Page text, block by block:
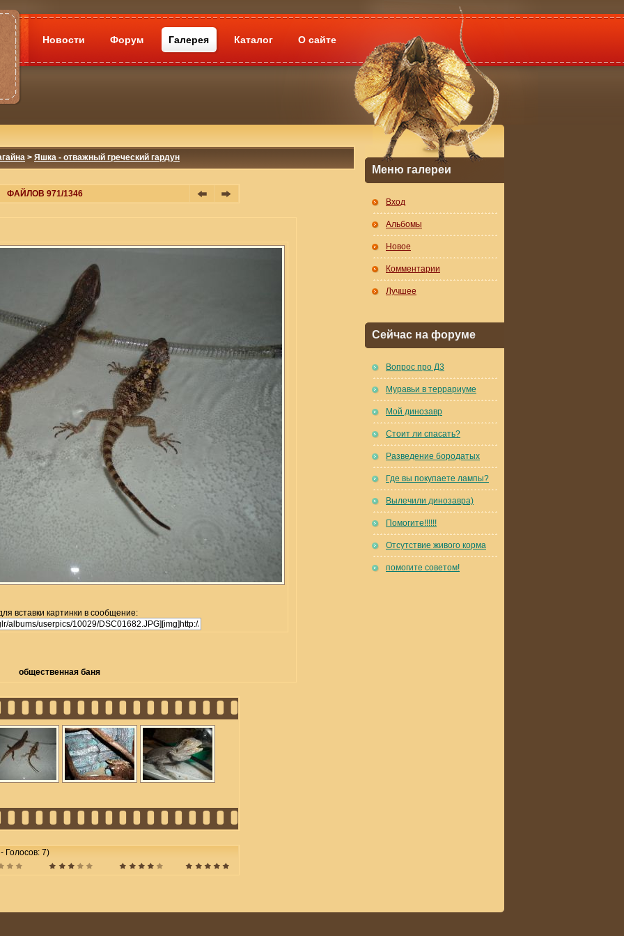
Новости Форум Галерея Каталог О сайте
> Яшка - отважный греческий гардун
ФАЙЛОВ 971/1346
вставки картинки в сообщение:
общественная баня
Голосов: 7)
Меню галереи
Вход
Альбомы
Новое
Комментарии
Лучшее
Сейчас на форуме
Вопрос про Д3
Муравьи в террариуме
Мой динозавр
Стоит ли спасать?
Разведение бородатых
Где вы покупаете лампы?
Вылечили динозавра)
Помогите!!!!!!
Отсутствие живого корма
помогите советом!